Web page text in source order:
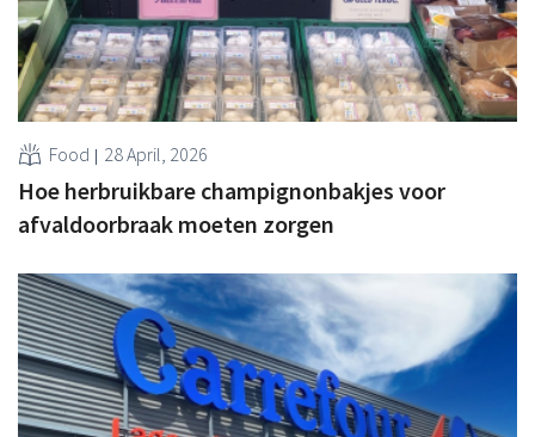
Food 28 April, 2026
Hoe herbruikbare champignonbakjes voor
afvaldoorbraak moeten zorgen